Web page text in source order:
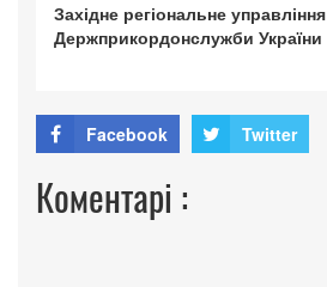
Західне регіональне управління
Держприкордонслужби України
Facebook Twitter
Коментарі :